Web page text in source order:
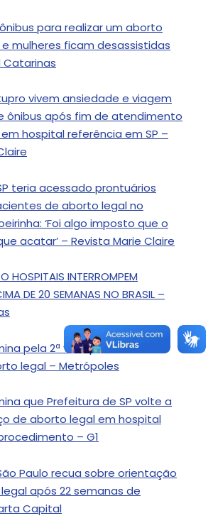
para realizar um aborto
mulheres ficam desassistidas
Catarinas
vivem ansiedade e viagem
ônibus após fim de atendimento
hospital referência em SP –
teria acessado prontuários
de aborto legal no
‘Foi algo imposto que o
acatar’ – Revista Marie Claire
HOSPITAIS INTERROMPEM
DE 20 SEMANAS NO BRASIL –
pela 2ª vez que SP retome
legal – Metrópoles
que Prefeitura de SP volte a
de aborto legal em hospital
– G1
Paulo recua sobre orientação
após 22 semanas de
Capital